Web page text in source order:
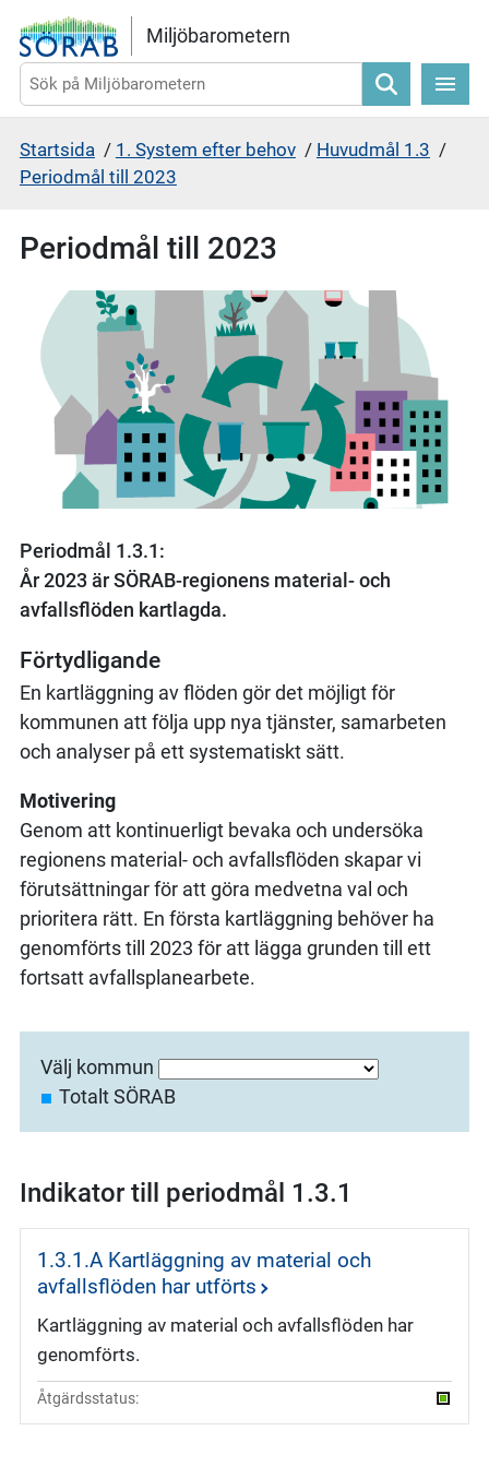
Gå direkt till sidans innehåll
Miljöbarometern
Sök
Startsida / 1. System efter behov / Huvudmål 1.3 /
Periodmål till 2023
Periodmål till 2023
Periodmål 1.3.1:
År 2023 är SÖRAB-regionens material- och
avfallsflöden kartlagda.
Förtydligande
En kartläggning av flöden gör det möjligt för
kommunen att följa upp nya tjänster, samarbeten
och analyser på ett systematiskt sätt.
Motivering
Genom att kontinuerligt bevaka och undersöka
regionens material- och avfallsflöden skapar vi
förutsättningar för att göra medvetna val och
prioritera rätt. En första kartläggning behöver ha
genomförts till 2023 för att lägga grunden till ett
fortsatt avfallsplanearbete.
Välj kommun
Totalt SÖRAB
Indikator till periodmål 1.3.1
1.3.1.A Kartläggning av material och
avfallsflöden har utförts
Kartläggning av material och avfallsflöden har
genomförts.
Åtgärdsstatus: